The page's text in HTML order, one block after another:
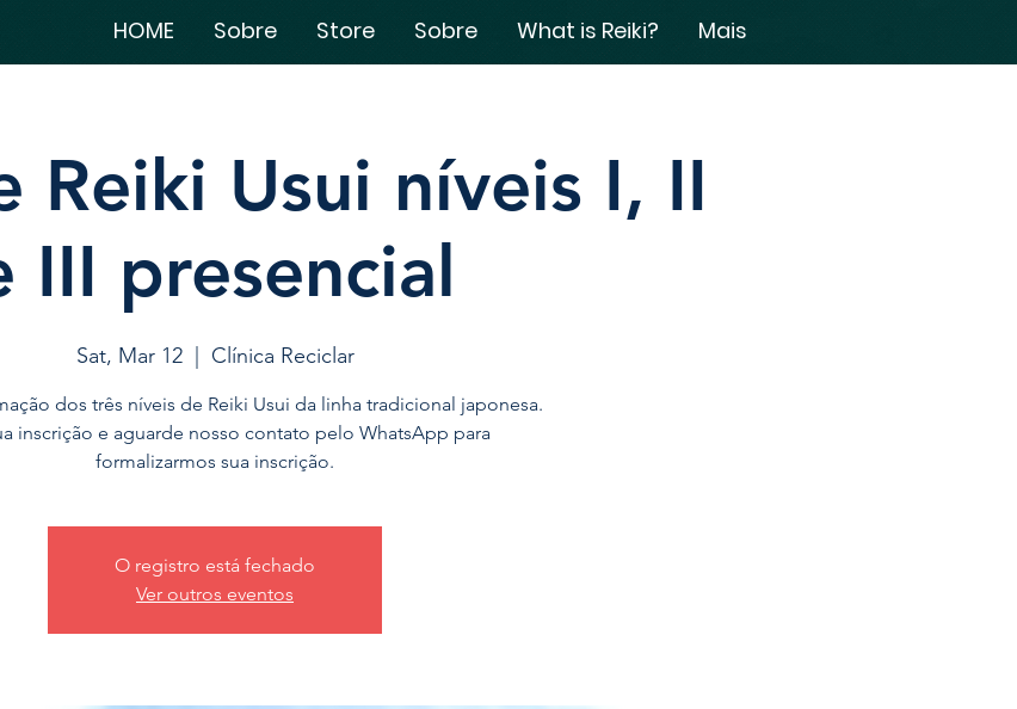
HOME Sobre Store Sobre What is Reiki? Mais
Reiki Usui níveis I, II
III presencial
Sat, Mar 12
  |
Clínica Reciclar
dos três níveis de Reiki Usui da linha tradicional japonesa.
inscrição e aguarde nosso contato pelo WhatsApp para
formalizarmos sua inscrição.
O registro está fechado
Ver outros eventos